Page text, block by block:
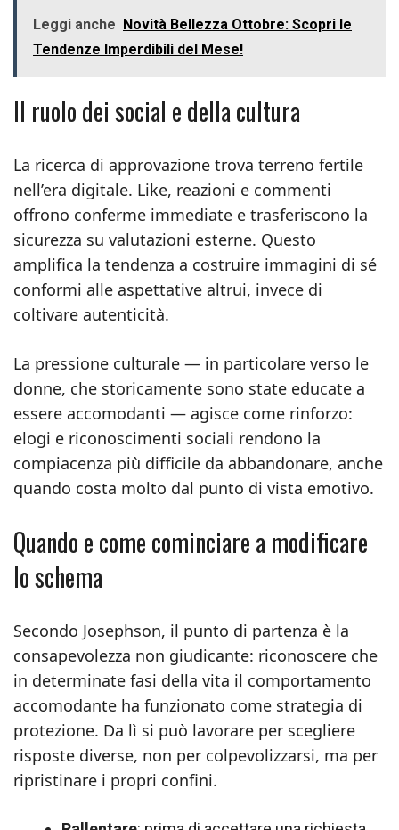
Leggi anche Novità Bellezza Ottobre: Scopri le
Tendenze Imperdibili del Mese!
Il ruolo dei social e della cultura
La ricerca di approvazione trova terreno fertile
nell’era digitale. Like, reazioni e commenti
offrono conferme immediate e trasferiscono la
sicurezza su valutazioni esterne. Questo
amplifica la tendenza a costruire immagini di sé
conformi alle aspettative altrui, invece di
coltivare autenticità.
La pressione culturale — in particolare verso le
donne, che storicamente sono state educate a
essere accomodanti — agisce come rinforzo:
elogi e riconoscimenti sociali rendono la
compiacenza più difficile da abbandonare, anche
quando costa molto dal punto di vista emotivo.
Quando e come cominciare a modificare
lo schema
Secondo Josephson, il punto di partenza è la
consapevolezza non giudicante: riconoscere che
in determinate fasi della vita il comportamento
accomodante ha funzionato come strategia di
protezione. Da lì si può lavorare per scegliere
risposte diverse, non per colpevolizzarsi, ma per
ripristinare i propri confini.